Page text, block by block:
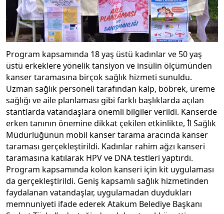
Program kapsamında 18 yaş üstü kadınlar ve 50 yaş
üstü erkeklere yönelik tansiyon ve insülin ölçümünden
kanser taramasına birçok sağlık hizmeti sunuldu.
Uzman sağlık personeli tarafından kalp, böbrek, üreme
sağlığı ve aile planlaması gibi farklı başlıklarda açılan
stantlarda vatandaşlara önemli bilgiler verildi. Kanserde
erken tanının önemine dikkat çekilen etkinlikte, İl Sağlık
Müdürlüğünün mobil kanser tarama aracında kanser
taraması gerçekleştirildi. Kadınlar rahim ağzı kanseri
taramasına katılarak HPV ve DNA testleri yaptırdı.
Program kapsamında kolon kanseri için kit uygulaması
da gerçekleştirildi. Geniş kapsamlı sağlık hizmetinden
faydalanan vatandaşlar, uygulamadan duydukları
memnuniyeti ifade ederek Atakum Belediye Başkanı